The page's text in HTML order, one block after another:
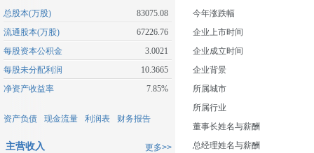
总股本(万股)
83075.08
流通股本(万股)
67226.76
每股资本公积金
3.0021
每股未分配利润
10.3665
净资产收益率
7.85%
资产负债 现金流量 利润表 财务报告
更多>>
主营收入
今年涨跌幅
企业上市时间
企业成立时间
企业背景
所属城市
所属行业
董事长姓名与薪酬
总经理姓名与薪酬